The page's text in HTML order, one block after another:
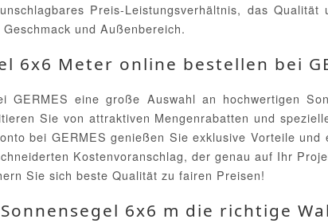
Preis-Leistungsverhältnis, das
und Außenbereich.
6x6 Meter online bestellen bei
GERMES eine große Auswahl an hochwertigen
Sie von attraktiven Mengenrabatten und
bei GERMES genießen Sie exklusive Vorteile
Kostenvoranschlag, der genau auf Ihr
Sie sich beste Qualität zu fairen Preisen!
6x6 m die richtige